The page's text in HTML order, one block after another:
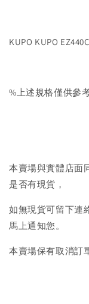
KUPO KUPO
%上述規格僅供參
本賣場與實體店面
是否有現貨，
如無現貨可留下連
馬上通知您。
本賣場保有取消訂